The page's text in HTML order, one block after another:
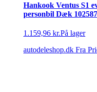
Hankook Ventus S1
personbil Dæk
1.159,96 kr.På lager
autodeleshop.dk Fra